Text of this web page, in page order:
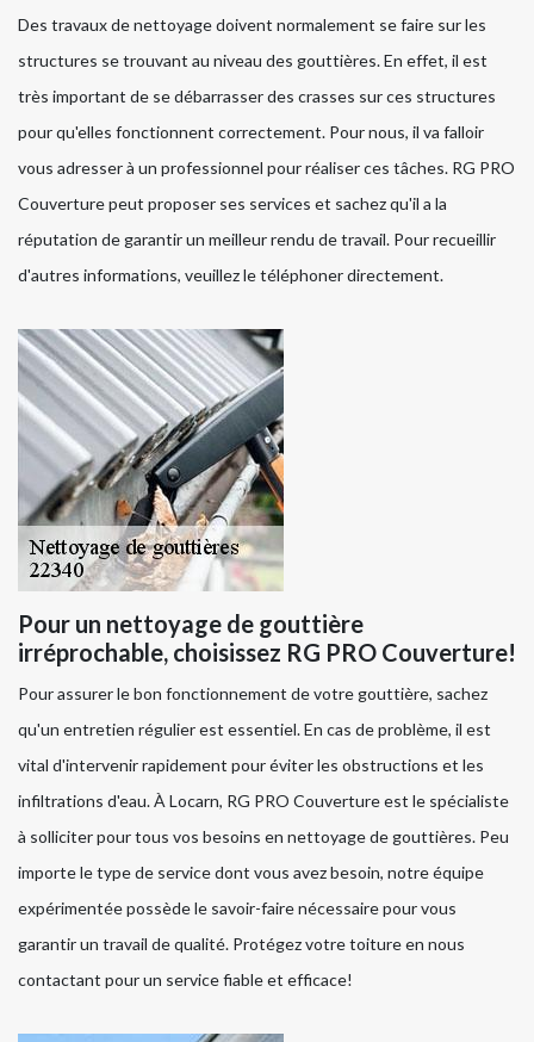
Des travaux de nettoyage doivent normalement se faire sur les
structures se trouvant au niveau des gouttières. En effet, il est
très important de se débarrasser des crasses sur ces structures
pour qu'elles fonctionnent correctement. Pour nous, il va falloir
vous adresser à un professionnel pour réaliser ces tâches. RG PRO
Couverture peut proposer ses services et sachez qu'il a la
réputation de garantir un meilleur rendu de travail. Pour recueillir
d'autres informations, veuillez le téléphoner directement.
Pour un nettoyage de gouttière
irréprochable, choisissez RG PRO Couverture!
Pour assurer le bon fonctionnement de votre gouttière, sachez
qu'un entretien régulier est essentiel. En cas de problème, il est
vital d'intervenir rapidement pour éviter les obstructions et les
infiltrations d'eau. À Locarn, RG PRO Couverture est le spécialiste
à solliciter pour tous vos besoins en nettoyage de gouttières. Peu
importe le type de service dont vous avez besoin, notre équipe
expérimentée possède le savoir-faire nécessaire pour vous
garantir un travail de qualité. Protégez votre toiture en nous
contactant pour un service fiable et efficace!